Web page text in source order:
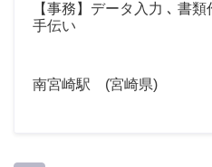
【事務】データ入力 ､ 書
手伝い
南宮崎駅 (宮崎県)